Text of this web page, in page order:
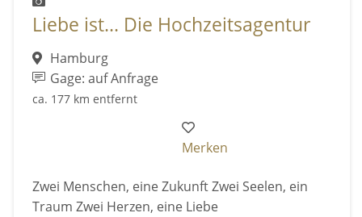
Liebe ist... Die Hochzeitsagentur
Hamburg
Gage: auf Anfrage
ca. 177 km entfernt
Merken
Zwei Menschen, eine Zukunft Zwei Seelen, ein
Traum Zwei Herzen, eine Liebe